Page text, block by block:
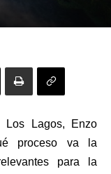
Lagos, Enzo
proceso va la
para la